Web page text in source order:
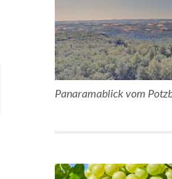
Panaramablick vom